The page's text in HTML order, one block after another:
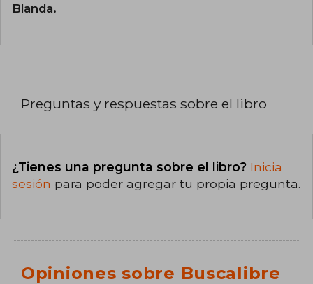
Blanda.
Preguntas y respuestas sobre el libro
¿Tienes una pregunta sobre el libro? Inicia
sesión para poder agregar tu propia pregunta.
Opiniones sobre Buscalibre